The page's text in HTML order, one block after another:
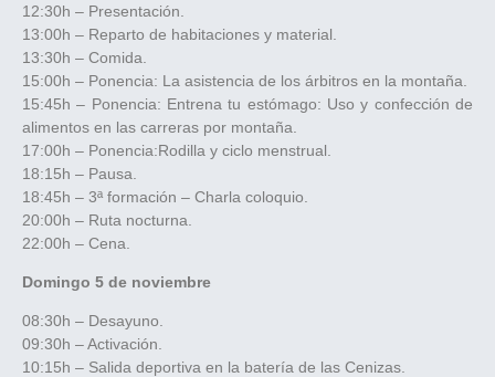
12:30h – Presentación.
13:00h – Reparto de habitaciones y material.
13:30h – Comida.
15:00h – Ponencia: La asistencia de los árbitros en la montaña.
15:45h – Ponencia: Entrena tu estómago: Uso y confección de
alimentos en las carreras por montaña.
17:00h – Ponencia:Rodilla y ciclo menstrual.
18:15h – Pausa.
18:45h – 3ª formación – Charla coloquio.
20:00h – Ruta nocturna.
22:00h – Cena.
Domingo 5 de noviembre
08:30h – Desayuno.
09:30h – Activación.
10:15h – Salida deportiva en la batería de las Cenizas.